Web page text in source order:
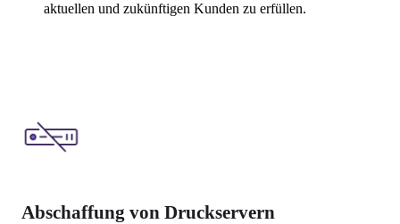
aktuellen und zukünftigen Kunden zu erfüllen.
Abschaffung von Druckservern